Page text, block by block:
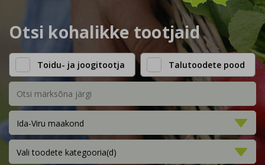
Otsi kohalikke tootjaid
Toidu- ja joogitootja Talutoodete pood
Ida-Viru maakond
Vali toodete kategooria(d)